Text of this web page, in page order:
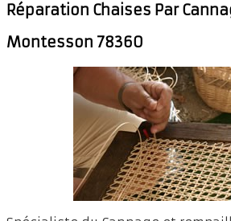
Réparation Chaises Par
Montesson 78360